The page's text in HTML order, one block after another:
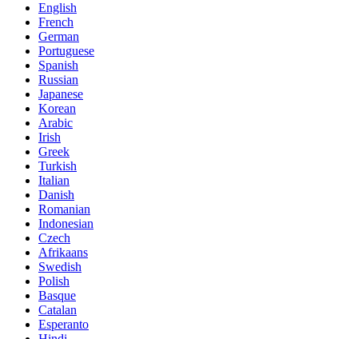
English
French
German
Portuguese
Spanish
Russian
Japanese
Korean
Arabic
Irish
Greek
Turkish
Italian
Danish
Romanian
Indonesian
Czech
Afrikaans
Swedish
Polish
Basque
Catalan
Esperanto